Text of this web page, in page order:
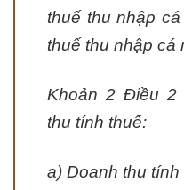
thuế thu nhập
thuế thu nhập cá
Khoản 2 Điều 2
thu tính thuế:
a) Doanh thu tính